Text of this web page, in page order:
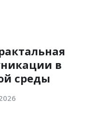
в
среды